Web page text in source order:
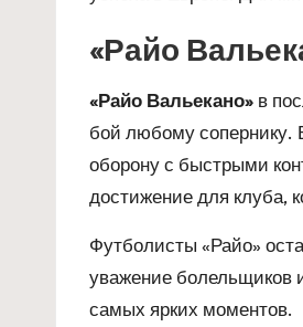
«Райо
«Райо Вальекано» в
бой любому сопернику.
оборону с быстрыми
достижение для клуба,
Футболисты «Райо»
уважение болельщиков
самых ярких моментов.